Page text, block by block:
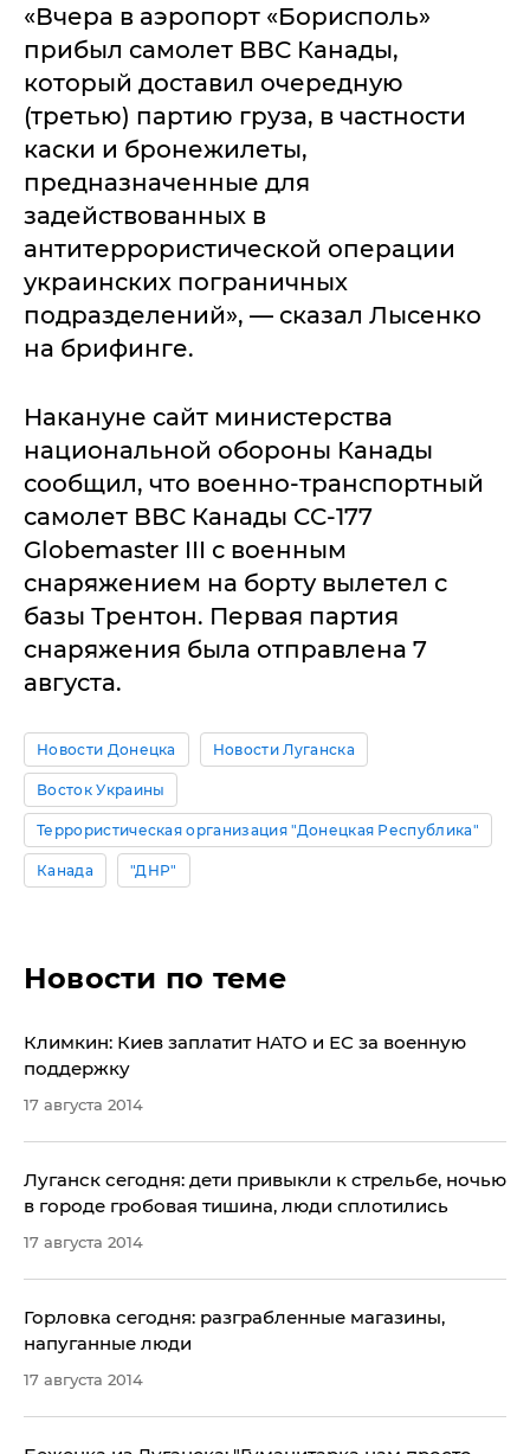
«Вчера в аэропорт «Борисполь»
прибыл самолет ВВС Канады,
который доставил очередную
(третью) партию груза, в частности
каски и бронежилеты,
предназначенные для
задействованных в
антитеррористической операции
украинских пограничных
подразделений», — сказал Лысенко
на брифинге.
Накануне сайт министерства
национальной обороны Канады
сообщил, что военно-транспортный
самолет ВВС Канады CC-177
Globemaster III с военным
снаряжением на борту вылетел с
базы Трентон. Первая партия
снаряжения была отправлена 7
августа.
Новости Донецка Новости Луганска
Восток Украины
Террористическая организация "Донецкая Республика"
Канада "ДНР"
Новости по теме
Климкин: Киев заплатит НАТО и ЕС за военную
поддержку
17 августа 2014
Луганск сегодня: дети привыкли к стрельбе, ночью
в городе гробовая тишина, люди сплотились
17 августа 2014
Горловка сегодня: разграбленные магазины,
напуганные люди
17 августа 2014